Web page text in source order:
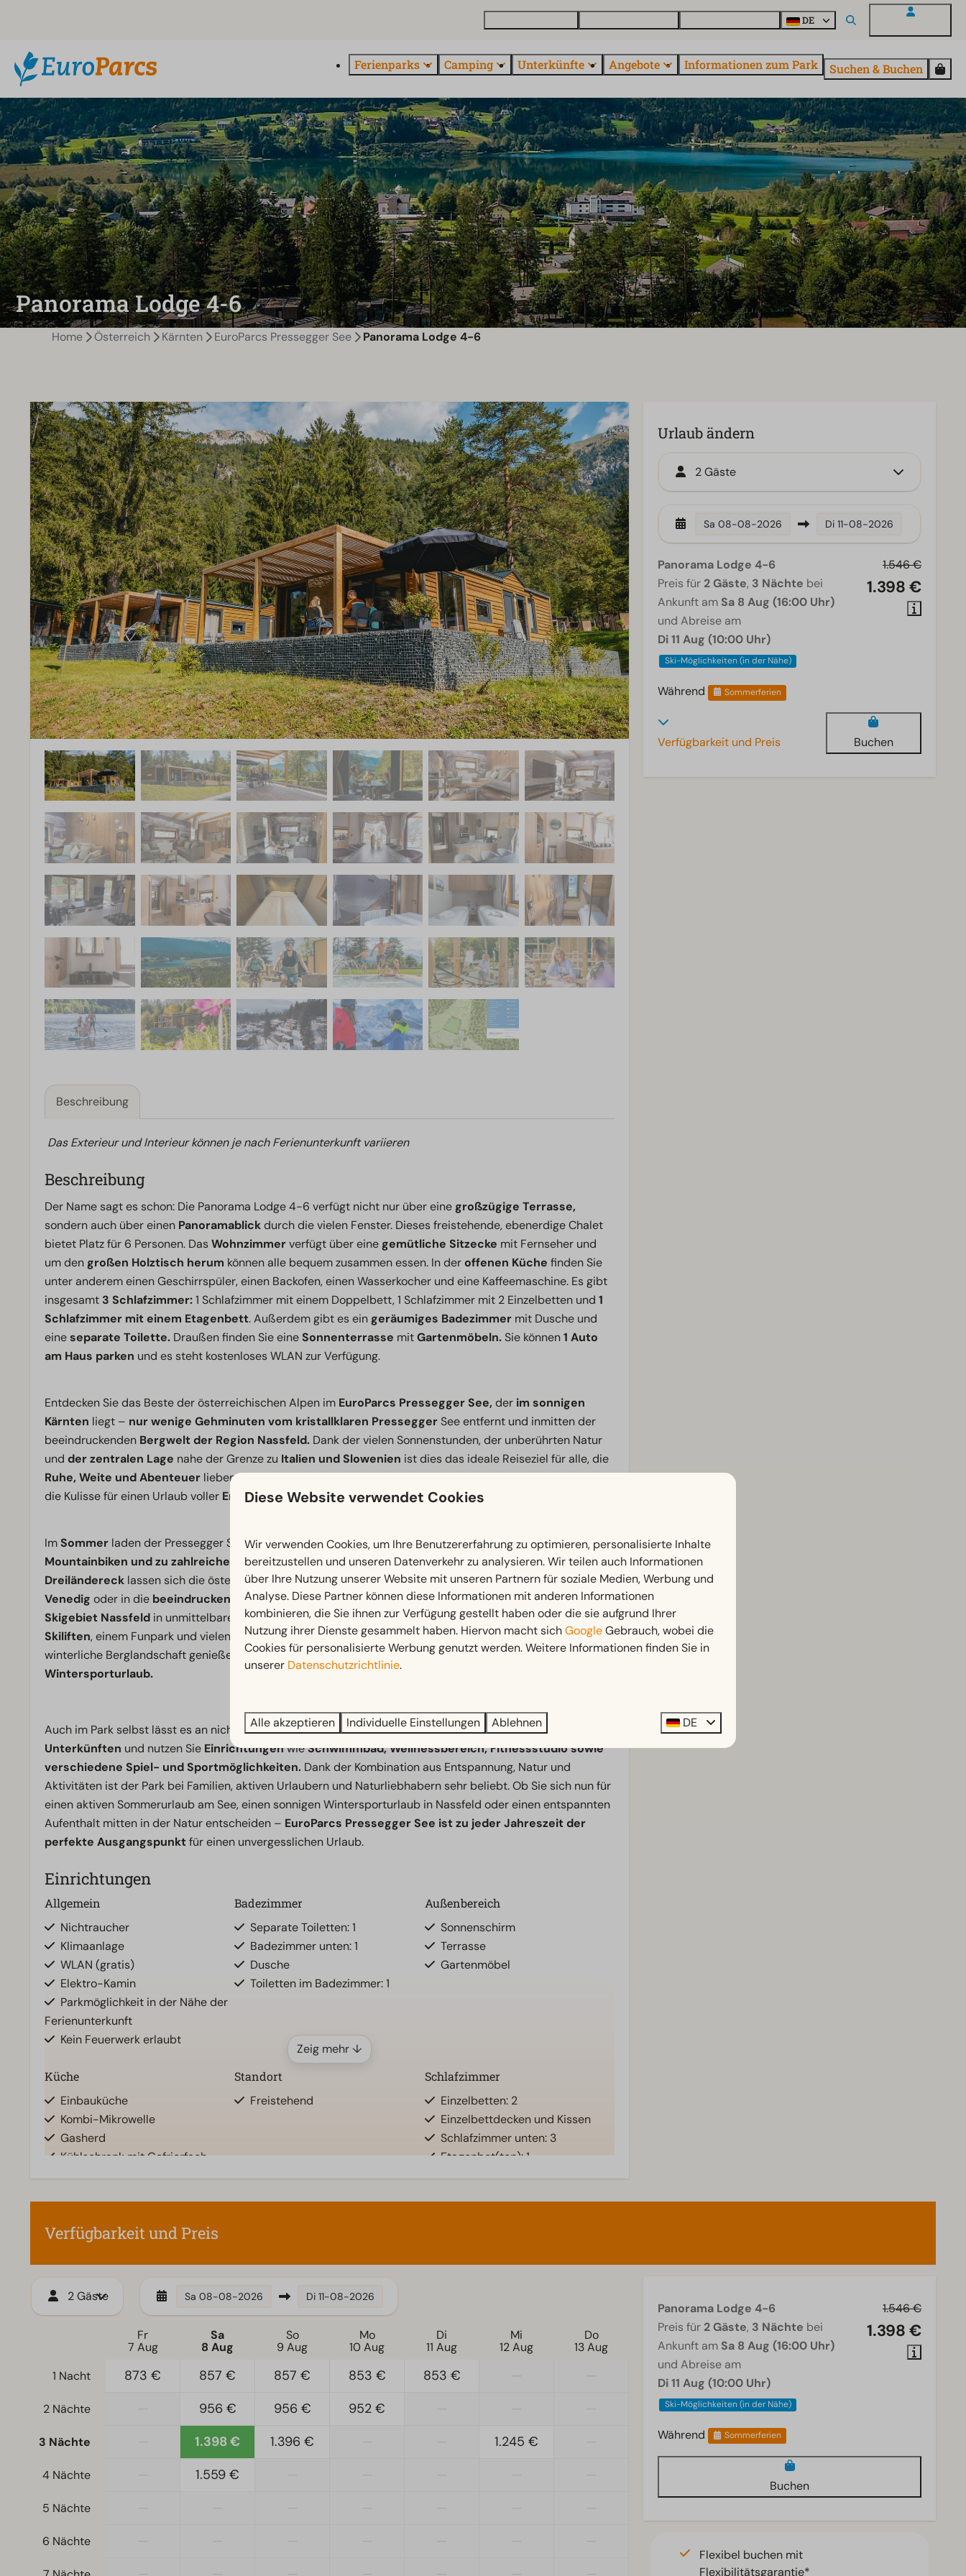
DE
Ferienparks Camping Unterkünfte Angebote Informationen zum Park Suchen & Buchen
Panorama Lodge 4-6
Home Österreich Kärnten EuroParcs Pressegger See Panorama Lodge 4-6
Beschreibung
Das Exterieur und Interieur können je nach Ferienunterkunft variieren
Beschreibung
Der Name sagt es schon: Die Panorama Lodge 4-6 verfügt nicht nur über eine großzügige Terrasse,
sondern auch über einen Panoramablickdurch die vielen Fenster. Dieses freistehende, ebenerdige Chalet
bietet Platz für 6 Personen. DasWohnzimmerverfügt über eine gemütliche Sitzecke mit Fernseher und
um den großen Holztisch herum können alle bequem zusammen essen. In deroffenen Küche finden Sie
unter anderem einen Geschirrspüler, einen Backofen, einen Wasserkocher und eine Kaffeemaschine. Es gibt
insgesamt 3 Schlafzimmer:1 Schlafzimmer mit einem Doppelbett, 1 Schlafzimmer mit 2 Einzelbetten und 1
Schlafzimmer mit einem Etagenbett. Außerdem gibt es ein geräumiges Badezimmer mit Dusche und
eineseparate Toilette. Draußen finden Sie eine Sonnenterrasse mitGartenmöbeln.Sie können1 Auto
am Haus parken und es steht kostenloses WLAN zur Verfügung.
Entdecken Sie das Beste der österreichischen Alpen im EuroParcs Pressegger See, der im sonnigen
Kärnten liegt – nur wenige Gehminuten vom kristallklaren PresseggerSee entfernt und inmitten der
beeindruckenden Bergwelt der Region Nassfeld. Dank der vielen Sonnenstunden, der unberührten Natur
und der zentralen Lage nahe der Grenze zu Italien und Slowenien ist dies das ideale Reiseziel für alle, die
Ruhe, Weite und Abenteuer lieben. Hier bildenimposante Berggipfel, grüne Almwiesen und klare Seen
die Kulisse für einen Urlaub voller Entspannung und Erlebnisse– zujeder Jahreszeit.
Im Sommer laden der Pressegger See und die umliegenden Berge zumSchwimmen, Wandern,
Mountainbiken und zu zahlreichen anderen Outdoor-Aktivitätenein. Dank der einzigartigen Lage am
Dreiländereck lassen sich die österreichischen Alpen mühelos mit einem Tagesausflug insromantische
Venedig oder in die beeindruckenden slowenischen Alpenverbinden.Im Winterliegt das beliebte
Skigebiet Nassfeld in unmittelbarer Nähe, mit110 Kilometernperfekt präpariertenPisten, modernen
Skiliften, einem Funpark und vielen Sonnenstunden. Ob Sie nun die Pisten hinunterfahren oder die
winterliche Berglandschaft genießen – hier erleben Sie einen entspannten undschneesicheren
Wintersporturlaub.
Auch im Park selbst lässt es an nichts fehlen. Übernachten Sie inkomfortablen, klimatisierten
Unterkünften und nutzen Sie EinrichtungenwieSchwimmbad, Wellnessbereich, Fitnessstudio sowie
verschiedene Spiel- und Sportmöglichkeiten. Dank der Kombination aus Entspannung, Natur und
Aktivitäten ist der Park bei Familien, aktiven Urlaubern und Naturliebhabern sehr beliebt. Ob Sie sich nun für
einen aktiven Sommerurlaub am See, einen sonnigen Wintersporturlaub in Nassfeld oder einen entspannten
Aufenthalt mitten in der Natur entscheiden – EuroParcs Pressegger See ist zu jeder Jahreszeit der
perfekte Ausgangspunktfür einen unvergesslichen Urlaub.
Einrichtungen
Allgemein
Nichtraucher
Klimaanlage
WLAN (gratis)
Elektro-Kamin
Parkmöglichkeit in der Nähe der
Ferienunterkunft
Kein Feuerwerk erlaubt
Badezimmer
Separate Toiletten: 1
Badezimmer unten: 1
Dusche
Toiletten im Badezimmer: 1
Außenbereich
Sonnenschirm
Terrasse
Gartenmöbel
Küche
Einbauküche
Kombi-Mikrowelle
Gasherd
Kühlschrank mit Gefrierfach
Geschirrspüler
Standort
Freistehend
Schlafzimmer
Einzelbetten: 2
Einzelbettdecken und Kissen
Schlafzimmer unten: 3
Etagenbet(ten): 1
Doppelbetten: 1
Zugänglichkeit
Zeig mehr ↓
Urlaub ändern
2 Gäste
Sa 08-08-2026 Di 11-08-2026
1.546 €
1.398 €
Panorama Lodge 4-6
Preis für 2 Gäste, 3 Nächte bei
Ankunft am Sa 8 Aug (16:00 Uhr)
und Abreise am
Di 11 Aug (10:00 Uhr)
Ski-Möglichkeiten (in der Nähe)
Während Sommerferien
Verfügbarkeit und Preis Buchen
Verfügbarkeit und Preis
2 Gäste Sa 08-08-2026 Di 11-08-2026
Fr
7 Aug
Sa
8 Aug
So
9 Aug
Mo
10 Aug
Di
11 Aug
Mi
12 Aug
Do
13 Aug
1 Nacht
873 € 857 € 857 € 853 € 853 €
2 Nächte 956 € 956 € 952 €
3 Nächte 1.398 € 1.396 € 1.245 €
4 Nächte 1.559 €
5 Nächte
6 Nächte
1.546 €
1.398 €
Panorama Lodge 4-6
Preis für 2 Gäste, 3 Nächte bei
Ankunft am Sa 8 Aug (16:00 Uhr)
und Abreise am
Di 11 Aug (10:00 Uhr)
Ski-Möglichkeiten (in der Nähe)
Während Sommerferien
Buchen
Flexibel buchen mit
Flexibilitätsgarantie*
Diese Website verwendet Cookies
Wir verwenden Cookies, um Ihre Benutzererfahrung zu optimieren, personalisierte Inhalte
bereitzustellen und unseren Datenverkehr zu analysieren. Wir teilen auch Informationen
über Ihre Nutzung unserer Website mit unseren Partnern für soziale Medien, Werbung und
Analyse. Diese Partner können diese Informationen mit anderen Informationen
kombinieren, die Sie ihnen zur Verfügung gestellt haben oder die sie aufgrund Ihrer
Nutzung ihrer Dienste gesammelt haben. Hiervon macht sichGoogleGebrauch, wobei die
Cookies für personalisierte Werbung genutzt werden. Weitere Informationen finden Sie in
unserer Datenschutzrichtlinie.
Alle akzeptieren Individuelle Einstellungen Ablehnen DE